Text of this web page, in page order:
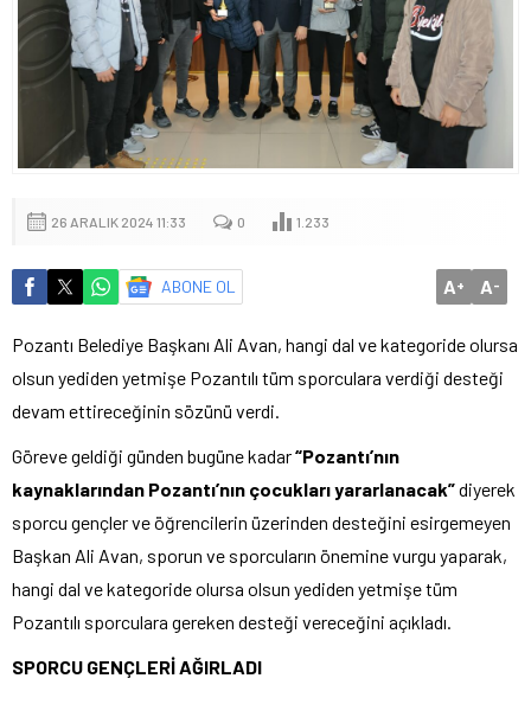
26 ARALIK 2024 11:33 0 1.233
ABONE OL A+ A-
Pozantı Belediye Başkanı Ali Avan, hangi dal ve kategoride olursa
olsun yediden yetmişe Pozantılı tüm sporculara verdiği desteği
devam ettireceğinin sözünü verdi.
Göreve geldiği günden bugüne kadar“Pozantı’nın
kaynaklarından Pozantı’nın çocukları yararlanacak”diyerek
sporcu gençler ve öğrencilerin üzerinden desteğini esirgemeyen
Başkan Ali Avan, sporun ve sporcuların önemine vurgu yaparak,
hangi dal ve kategoride olursa olsun yediden yetmişe tüm
Pozantılı sporculara gereken desteği vereceğini açıkladı.
SPORCU GENÇLERİ AĞIRLADI